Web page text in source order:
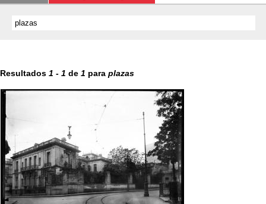
Resultados 1 - 1 de 1 para plazas